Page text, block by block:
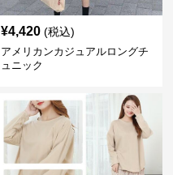
¥4,420 (税込)
アメリカンカジュアルロングチ
ュニック